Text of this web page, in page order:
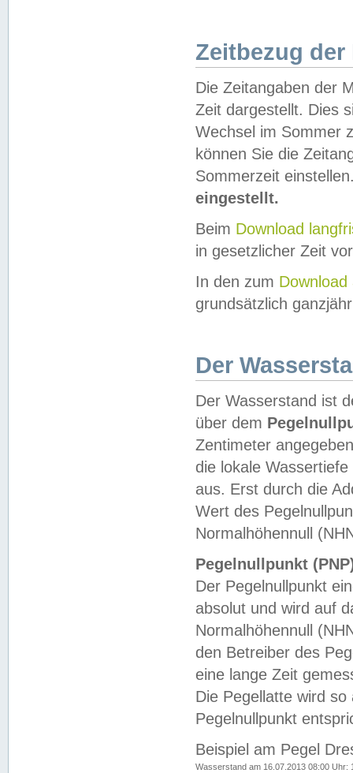
Zeitbezug der
Die Zeitangaben der
Zeit dargestellt. Dies
Wechsel im Sommer
können Sie die
Sommerzeit
eingestellt.
Beim Download
in gesetzlicher Zeit
In den zum Download
grundsätzlich
Der
Der Wasserstand ist
über dem
Zentimeter
die lokale
aus. Erst durch die
Wert des
Normalhöhennull
Pegelnullpunkt
Der Pegelnullpunkt
absolut und wird auf
Normalhöhennull
den Betreiber des
eine lange Zeit
Die Pegellatte wird
Pegelnullpunkt
Beispiel am Pegel
Wasserstand am 16.07.2013 08:00 Uhr: